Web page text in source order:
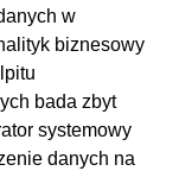
w
biznesowy
bada zbyt
systemowy
danych na